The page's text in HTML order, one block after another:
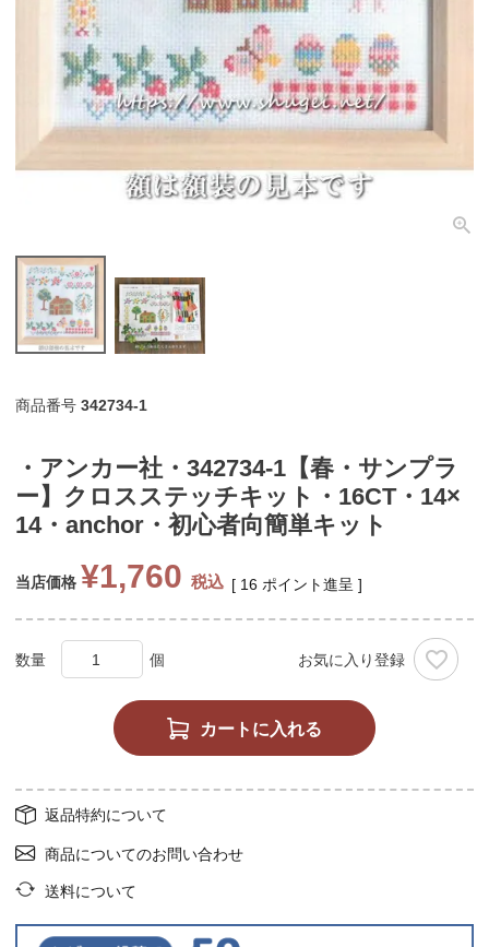
閉じる
商品番号 342734-1
・アンカー社・342734-1【春・サンプラ
ー】クロスステッチキット・16CT・14×
14・anchor・初心者向簡単キット
当店価格 ¥1,760 税込 [ 16 ポイント進呈 ]
お気に入り登録
カートに入れる
返品特約について
商品についてのお問い合わせ
送料について